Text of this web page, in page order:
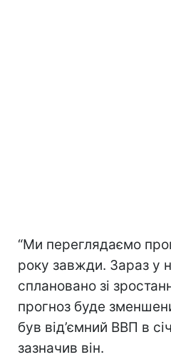
“Ми переглядаємо
року завжди. Зараз у
сплановано зі
прогноз буде
був від’ємний ВВП в
зазначив він.